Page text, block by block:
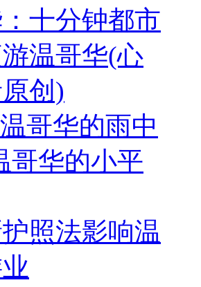
十分钟都市
温哥华(心
创)
哥华的雨中
哥华的小平
照法影响温